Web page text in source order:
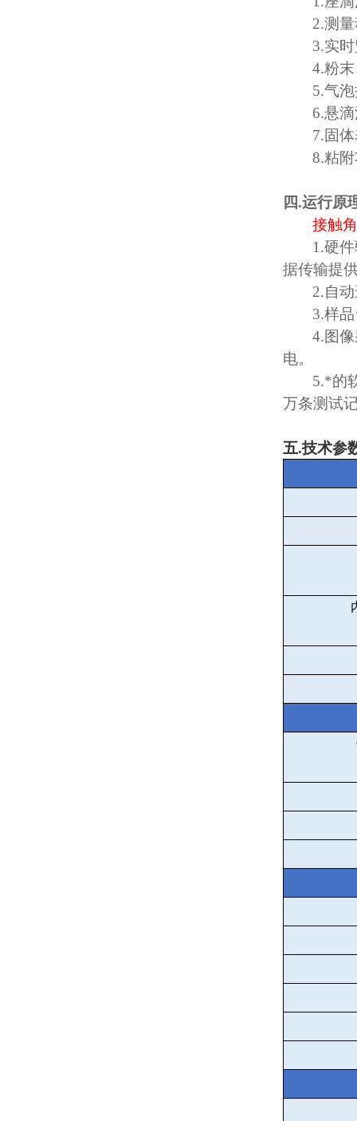
2.测
3.实
4.粉
5.气
6.悬
7.固
8.粘
四.运行原
接触
1.硬
据传输提
2.自
3.样
4.图
电。
5.*的
万条测试
五.技术参